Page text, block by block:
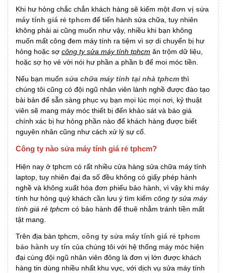
Khi hư hỏng chắc chắn khách hàng sẽ kiếm một đơn vị sửa
máy tính giá rẻ tphcm để tiến hành sửa chữa, tuy nhiên
không phải ai cũng muốn như vậy, nhiều khi bạn không
muốn mất công đem máy tính ra tiệm vì sợ di chuyển bị hư
hỏng hoặc sợ công ty sửa máy tính tphcm ăn trộm dữ liệu,
hoặc sợ họ vẻ vời nói hư phần a phần b để moi móc tiền.
Nếu bạn muốn sửa chữa máy tính tại nhà tphcm thì
chúng tôi cũng có đội ngũ nhân viên lành nghề được đào tạo
bài bản để sẵn sàng phục vụ bạn mọi lúc mọi nơi, kỷ thuật
viên sẽ mang máy móc thiết bị đến khảo sát và báo giá
chính xác bị hư hỏng phần nào để khách hàng được biết
nguyên nhân cũng như cách xử lý sự cố.
Công ty nào sửa máy tính giá rẻ tphcm?
Hiện nay ở tphcm có rất nhiều cửa hàng sửa chữa máy tính
laptop, tuy nhiên đại đa số đều không có giấy phép hành
nghề và không xuất hóa đơn phiếu bảo hành, vì vậy khi máy
tính hư hỏng quý khách cần lưu ý tìm kiếm công ty sửa máy
tính giá rẻ tphcm có bảo hành để thuê nhằm tránh tiền mất
tật mang.
Trên địa bàn tphcm, công ty sửa máy tính giá rẻ tphcm
bảo hành uy tín của chúng tôi với hệ thống máy móc hiện
đại cùng đội ngũ nhân viên đông là đơn vị lớn được khách
hàng tin dùng nhiều nhất khu vực, với dịch vụ sửa máy tính